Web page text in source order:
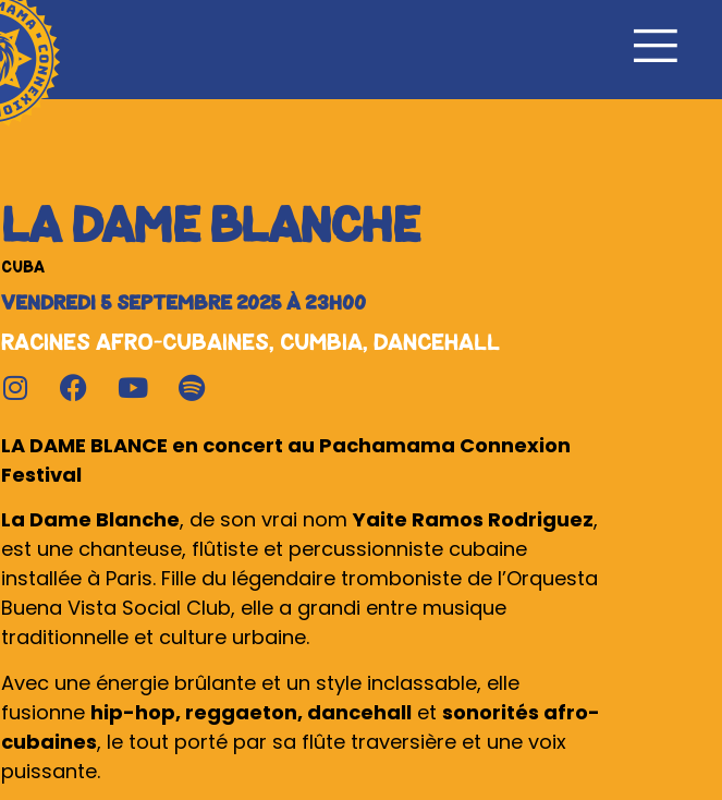
LA DAME BLANCHE
CUBA
VENDREDI 5 SEPTEMBRE 2025 À 23H00
Racines afro-cubaines, Cumbia, Dancehall
LA DAME BLANCE en concert au Pachamama Connexion
Festival
La Dame Blanche, de son vrai nomYaite Ramos Rodriguez,
est une chanteuse, flûtiste et percussionniste cubaine
installée à Paris. Fille du légendaire tromboniste de l’Orquesta
Buena Vista Social Club, elle a grandi entre musique
traditionnelle et culture urbaine.
Avec une énergie brûlante et un style inclassable, elle
fusionne hip-hop, reggaeton, dancehall et sonorités afro-
cubaines, le tout porté par sa flûte traversière et une voix
puissante.